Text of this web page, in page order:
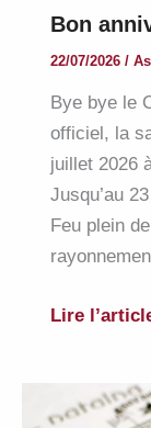
Bon
22/07/2026 /
Bye bye le
officiel, la
juillet 2026
Jusqu’au
Feu plein
Bon
Lions
Lire